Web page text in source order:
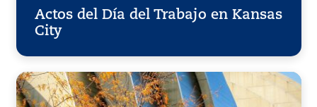
Actos del Día del Trabajo en Kansas
City